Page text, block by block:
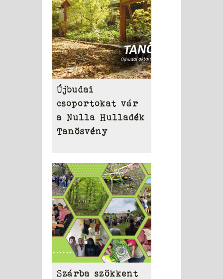
Újbudai
csoportokat vár
a Nulla Hulladék
Tanösvény
Szárba szökkent